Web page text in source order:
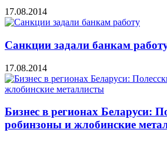
17.08.2014
Санкции задали банкам
17.08.2014
Бизнес в регионах Беларуси:
робинзоны и жлобинские